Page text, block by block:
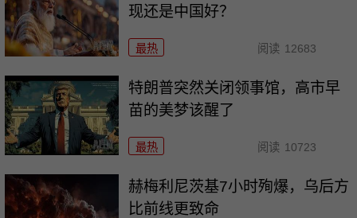
现还是中国好？
最热 阅读 12683
特朗普突然关闭领事馆，高市早
苗的美梦该醒了
最热 阅读 10723
赫梅利尼茨基7小时殉爆，乌后方
比前线更致命